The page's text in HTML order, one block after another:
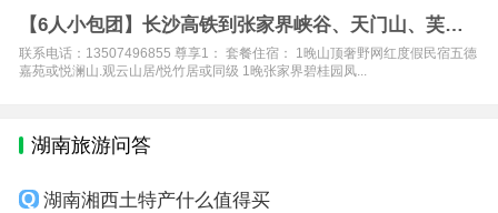
【6人小包团】长沙高铁到张家界峡谷、天门山、芙蓉
镇、凤凰5日
联系电话：13507496855 尊享1： 套餐住宿： 1晚山顶奢野网红度假民宿五德
嘉苑或悦澜山.观云山居/悦竹居或同级 1晚张家界碧桂园凤...
湖南旅游问答
湖南湘西土特产什么值得买